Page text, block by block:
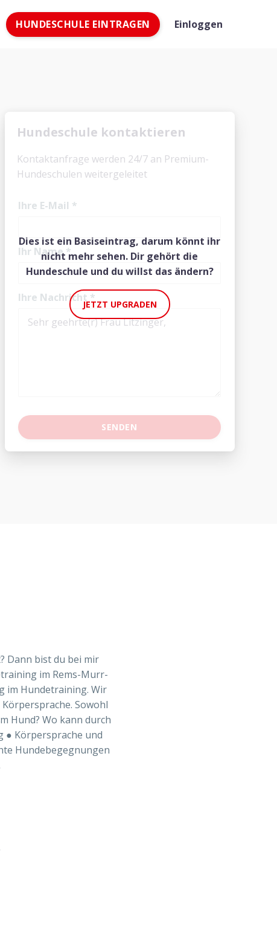
HUNDESCHULE EINTRAGEN Einloggen
Dies ist ein Basiseintrag, darum könnt ihr
nicht mehr sehen. Dir gehört die
Hundeschule und du willst das ändern?
JETZT UPGRADEN
Hundeschule kontaktieren
Kontaktanfrage werden 24/7 an Premium-
Hundeschulen weitergeleitet
Ihre E-Mail *
Ihr Name*
Ihre Nachricht *
Dann bist du bei mir
im Rems-Murr-
im Hundetraining. Wir
Sowohl
Hund? Wo kann durch
● Körpersprache und
Hundebegegnungen